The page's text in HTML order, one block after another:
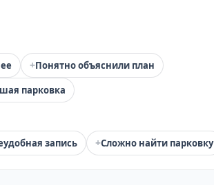
+Понятно объяснили план
парковка
запись +Сложно найти парковку